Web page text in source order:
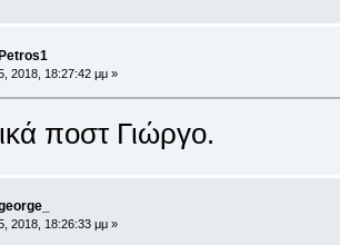
2018, 18:27:42 μμ »
ποστ Γιώργο.
2018, 18:26:33 μμ »